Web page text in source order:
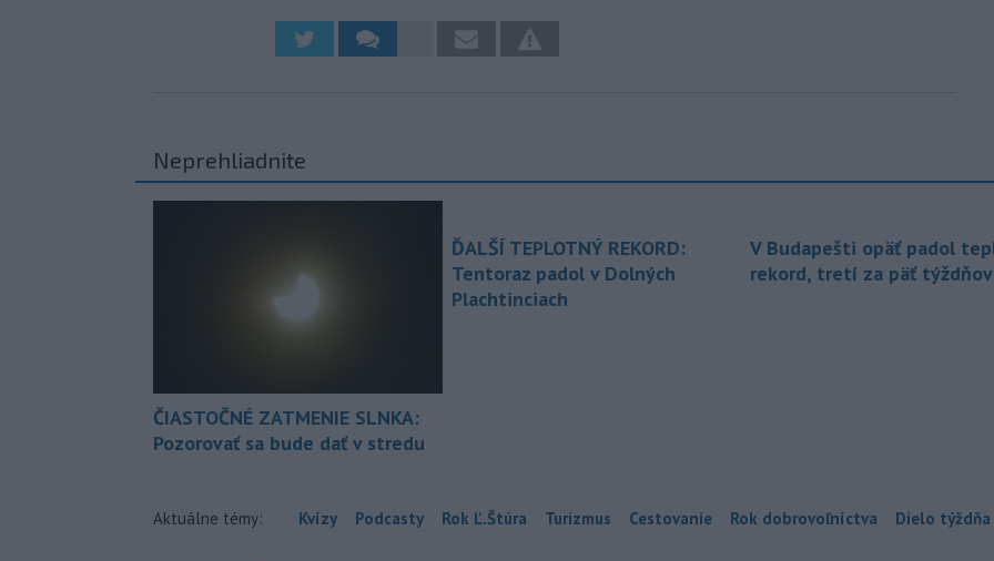
Neprehliadnite
ČIASTOČNÉ ZATMENIE SLNKA:
Pozorovať sa bude dať v stredu
ĎALŠÍ TEPLOTNÝ REKORD:
Tentoraz padol v Dolných
Plachtinciach
V Budapešti opäť padol
rekord, tretí za päť týždňov
Aktuálne témy: Kvízy Podcasty Rok Ľ.Štúra Turizmus Cestovanie Rok dobrovoľníctva Dielo týždňa